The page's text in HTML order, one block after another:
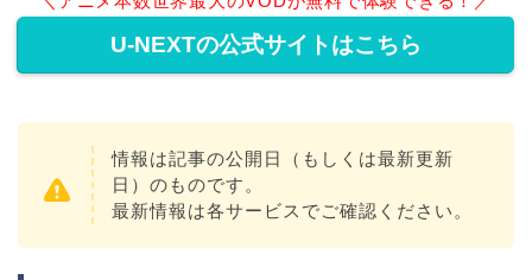
U-NEXTの公式サイトはこちら
情報は記事の公開日（もしくは最新更新
日）のものです。
最新情報は各サービスでご確認ください。